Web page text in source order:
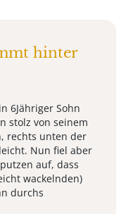
hinter
6Jähriger Sohn
stolz von seinem
rechts unten der
Nun fiel aber
auf, dass
wackelnden)
durchs